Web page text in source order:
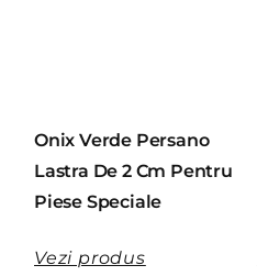
Onix Verde Persano
Lastra De 2 Cm Pentru
Piese Speciale
Vezi produs